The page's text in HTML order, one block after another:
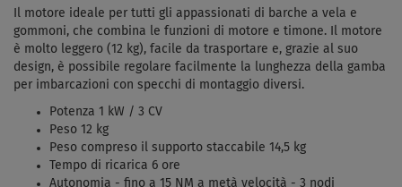
Il motore ideale per tutti gli appassionati di barche a vela e
gommoni, che combina le funzioni di motore e timone. Il motore
è molto leggero (12 kg), facile da trasportare e, grazie al suo
design, è possibile regolare facilmente la lunghezza della gamba
per imbarcazioni con specchi di montaggio diversi.
Potenza 1 kW / 3 CV
Peso 12 kg
Peso compreso il supporto staccabile 14,5 kg
Tempo di ricarica 6 ore
Autonomia - fino a 15 NM a metà velocità - 3 nodi